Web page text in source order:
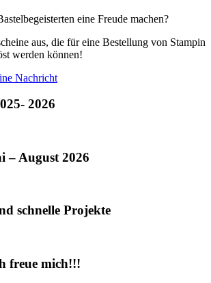
eine Freude machen?
aus, die für eine Bestellung von Stampin
werden können!
Nachricht
2026
– August 2026
schnelle Projekte
freue mich!!!